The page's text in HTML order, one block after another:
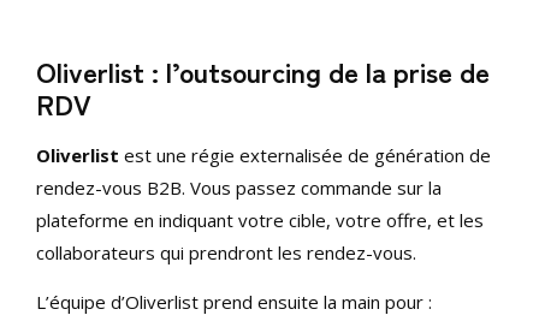
Oliverlist : l’outsourcing de la prise de
RDV
Oliverlist est une régie externalisée de génération de
rendez-vous B2B. Vous passez commande sur la
plateforme en indiquant votre cible, votre offre, et les
collaborateurs qui prendront les rendez-vous.
L’équipe d’Oliverlist prend ensuite la main pour :